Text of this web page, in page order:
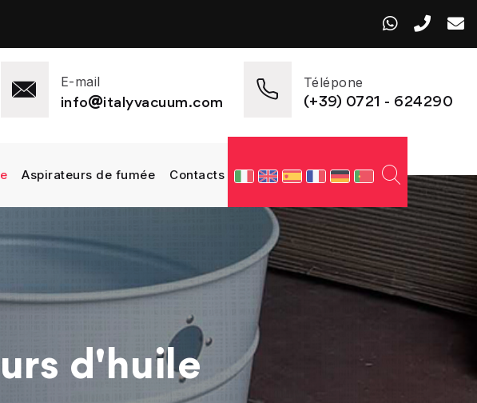
E-mail
info
italyvacuum.com
Télépone
(+39) 0721 - 624290
Aspirateurs de fumée Contacts
d'huile